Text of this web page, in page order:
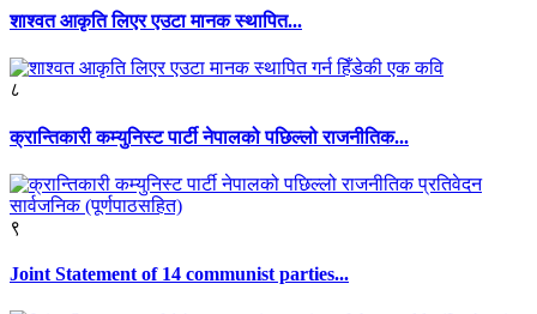
शाश्वत आकृति लिएर एउटा मानक स्थापित...
८
क्रान्तिकारी कम्युनिस्ट पार्टी नेपालको पछिल्लो राजनीतिक...
९
Joint Statement of 14 communist parties...